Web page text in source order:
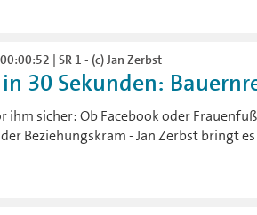
| SR 1 - (c) Jan Zerbst
30 Sekunden:
ihm sicher: Ob Facebook oder
Beziehungskram - Jan Zerbst bringt